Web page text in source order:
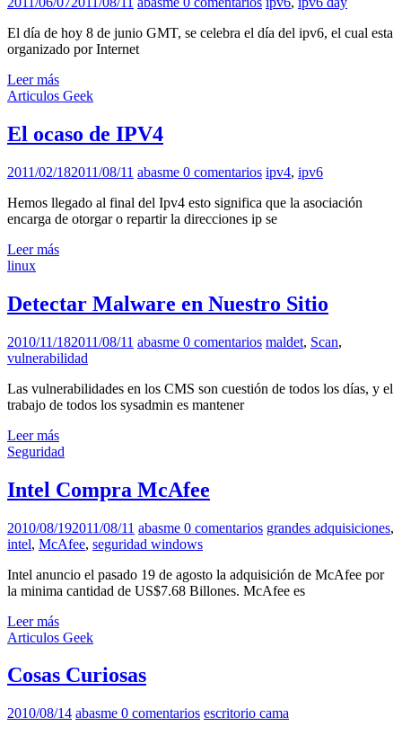
El día de hoy 8 de junio GMT, se celebra el día del ipv6, el cual esta
organizado por Internet
Leer más
Articulos Geek
El ocaso de IPV4
2011/02/182011/08/11 abasme 0 comentarios ipv4, ipv6
Hemos llegado al final del Ipv4 esto significa que la asociación
encarga de otorgar o repartir la direcciones ip se
Leer más
linux
Detectar Malware en Nuestro Sitio
2010/11/182011/08/11 abasme 0 comentarios maldet, Scan,
vulnerabilidad
Las vulnerabilidades en los CMS son cuestión de todos los días, y el
trabajo de todos los sysadmin es mantener
Leer más
Seguridad
Intel Compra McAfee
2010/08/192011/08/11 abasme 0 comentarios grandes adquisiciones,
intel, McAfee, seguridad windows
Intel anuncio el pasado 19 de agosto la adquisición de McAfee por
la minima cantidad de US$7.68 Billones. McAfee es
Leer más
Articulos Geek
Cosas Curiosas
2010/08/14 abasme 0 comentarios escritorio cama